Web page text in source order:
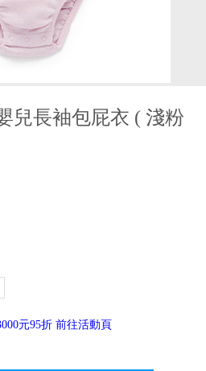
兒長袖包屁衣 (淺粉
元95折 前往活動頁